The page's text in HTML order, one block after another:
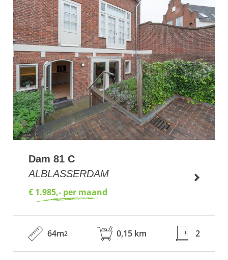
Dam 81 C
ALBLASSERDAM
€ 1.985,- per maand
64m2 0,15 km 2